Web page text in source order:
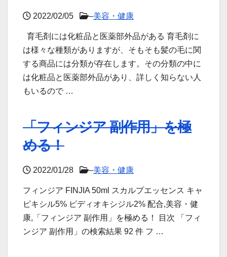
2022/02/05 –美容・健康
育毛剤には化粧品と医薬部外品がある 育毛剤に
は様々な種類がありますが、そもそも髪の毛に関
する商品には分類が存在します。その分類の中に
は化粧品と医薬部外品があり、詳しく知らない人
もいるので …
「フィンジア 副作用」を極
める！
2022/01/28 –美容・健康
フィンジア FINJIA 50ml スカルプエッセンス キャ
ピキシル5% ピディオキシジル2% 配合,美容・健
康,「フィンジア 副作用」を極める！ 目次 「フィ
ンジア 副作用」の検索結果 92 件 フ …